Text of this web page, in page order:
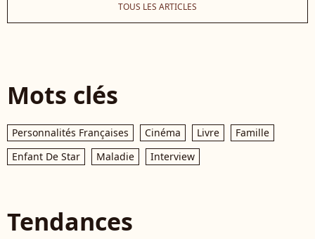
TOUS LES ARTICLES
Mots clés
Personnalités Françaises Cinéma Livre
Famille
Enfant De Star
Maladie Interview
Tendances